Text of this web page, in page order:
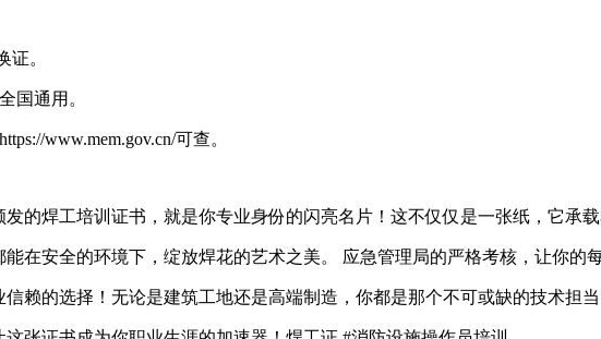
证。
国通用。
www.mem.gov.cn/可查。
的焊工培训证书，就是你专业身份的闪亮名片！这不仅仅是一张纸，它承
在安全的环境下，绽放焊花的艺术之美。️ 应急管理局的严格考核，让你的
赖的选择！无论是建筑工地还是高端制造，你都是那个不可或缺的技术担当